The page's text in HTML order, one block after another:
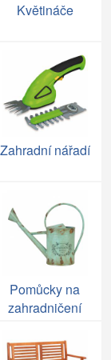
Květináče
Zahradní nářadí
Pomůcky na
zahradničení